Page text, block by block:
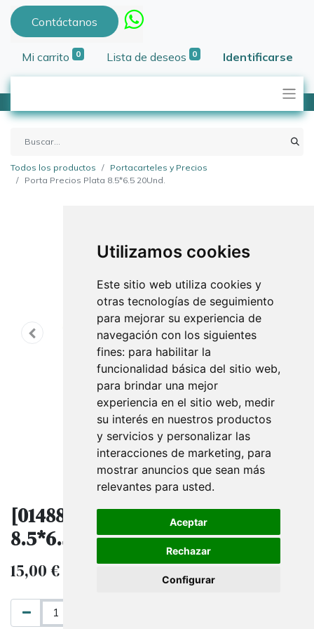
Utilizamos cookies
Este sitio web utiliza cookies y
otras tecnologías de seguimiento
para mejorar su experiencia de
navegación con los siguientes
fines: para habilitar la
funcionalidad básica del sitio web,
para brindar una mejor
experiencia en el sitio web, medir
su interés en nuestros productos
y servicios y personalizar las
interacciones de marketing, para
mostrar anuncios que sean más
relevantes para usted.
Aceptar
Rechazar
Configurar
Contáctanos
Mi carrito 0 Lista de deseos 0 Identificarse
Todos los productos
Portacarteles y Precios
Porta Precios Plata 8.5*6.5 20Und.
[014881] Porta Precios Plata
8.5*6.5 20Und.
15,00€